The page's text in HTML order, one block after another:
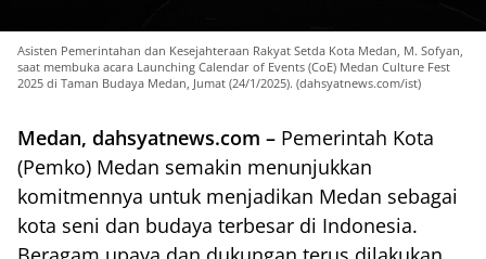
Asisten Pemerintahan dan Kesejahteraan Rakyat Setda Kota Medan, M. Sofyan,
saat membuka acara Launching Calendar of Events (CoE) Medan Culture Fest
2025 di Taman Budaya Medan, Jumat (24/1/2025). (dahsyatnews.com/ist)
Medan, dahsyatnews.com – Pemerintah Kota
(Pemko) Medan semakin menunjukkan
komitmennya untuk menjadikan Medan sebagai
kota seni dan budaya terbesar di Indonesia.